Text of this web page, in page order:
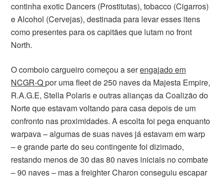
continha exotic Dancers (Prostitutas), tobacco (Cigarros)
e Alcohol (Cervejas), destinada para levar esses itens
como presentes para os capitães que lutam no front
North.
O comboio cargueiro começou a serengajado em
NCGR-Qpor uma fleet de 250 naves da Majesta Empire,
R.A.G.E, Stella Polaris e outras alianças da Coalizão do
Norte que estavam voltando para casa depois de um
confronto nas proximidades. A escolta foi pega enquanto
warpava – algumas de suas naves já estavam em warp
– e grande parte do seu contingente foi dizimado,
restando menos de 30 das 80 naves iniciais no combate
– 90 naves – mas a freighter Charon conseguiu escapar